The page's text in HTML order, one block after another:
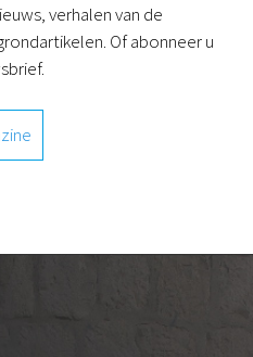
verhalen van de
Of abonneer u